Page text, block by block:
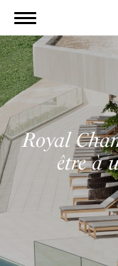
Royal
être à